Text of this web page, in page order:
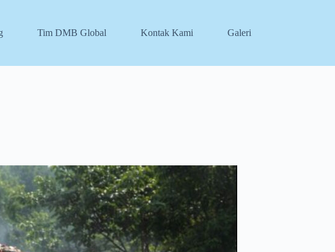
Tim DMB Global Kontak Kami Galeri